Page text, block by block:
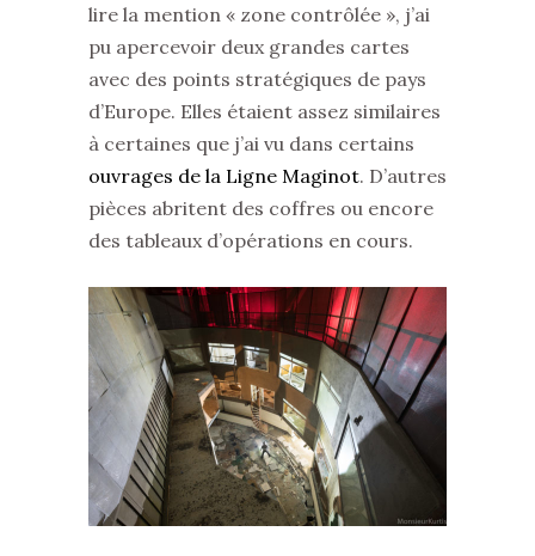
bayan
İnebolu
escort
bayan
Bozyer
escort
bayan
Lüleburgaz
bayan
Balat
escort
bayan
Merzifon
escort
bayan
Boyabat
lire la mention « zone contrôlée », j’ai
pu apercevoir deux grandes cartes
avec des points stratégiques de pays
d’Europe. Elles étaient assez similaires
à certaines que j’ai vu dans certains
ouvrages de la Ligne Maginot. D’autres
pièces abritent des coffres ou encore
des tableaux d’opérations en cours.